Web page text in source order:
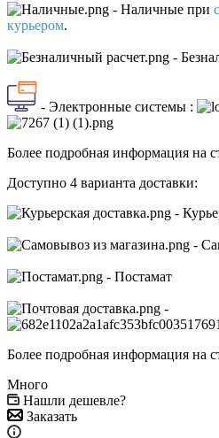
- Наличные при
курьером.
-
- Электронные системы :
Более подробная информация на
Доступно 4 варианта доставки:
-
-
- Постамат
-
Более подробная информация на
Много
Нашли дешевле?
Заказать